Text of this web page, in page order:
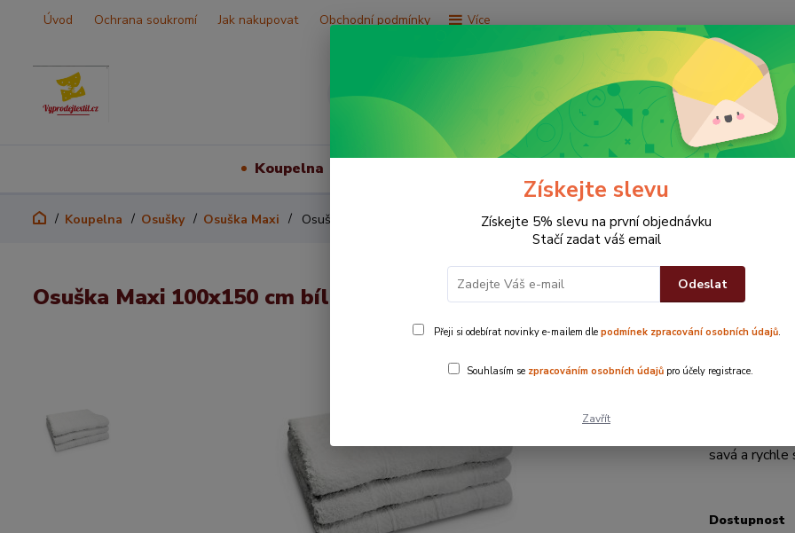
Úvod Ochrana soukromí Jak nakupovat Obchodní podmínky Více
Koupelna
Koupelna Osušky Osuška Maxi Osuška Maxi 100x150 cm bílá
Osuška Maxi 100x150 cm bílá
Maxi osuška
savá a rychle
Dostupnost
Získejte slevu
Získejte 5% slevu na první objednávku
Stačí zadat váš email
Odeslat
Přeji si odebírat novinky e-mailem dle podmínek zpracování osobních údajů.
Souhlasím se zpracováním osobních údajů pro účely registrace.
Zavřít